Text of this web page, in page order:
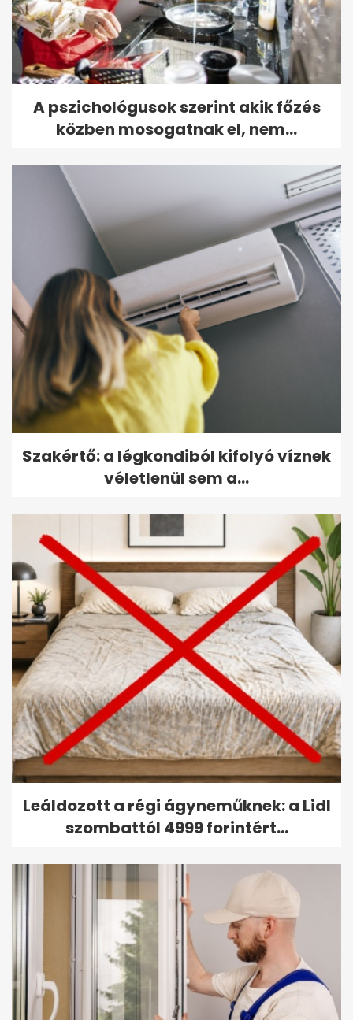
A pszichológusok szerint akik főzés
közben mosogatnak el, nem...
Szakértő: a légkondiból kifolyó víznek
véletlenül sem a...
Leáldozott a régi ágyneműknek: a Lidl
szombattól 4999 forintért...